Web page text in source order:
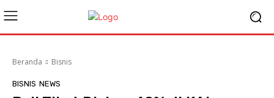
Beranda Bisnis
BISNIS NEWS